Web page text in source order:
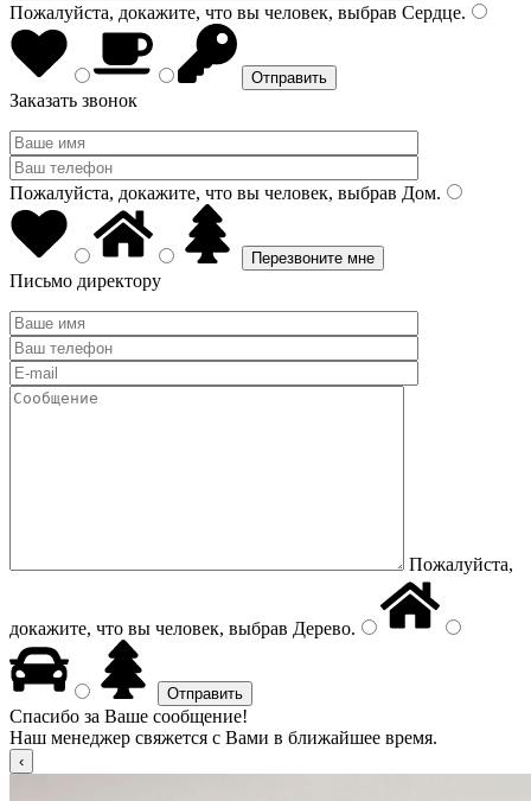
Пожалуйста, докажите, что вы человек, выбрав Сердце.
Заказать звонок
Пожалуйста, докажите, что вы человек, выбрав Дом.
Письмо директору
Пожалуйста,
докажите, что вы человек, выбрав Дерево.
Спасибо за Ваше сообщение!
Наш менеджер свяжется с Вами в ближайшее время.